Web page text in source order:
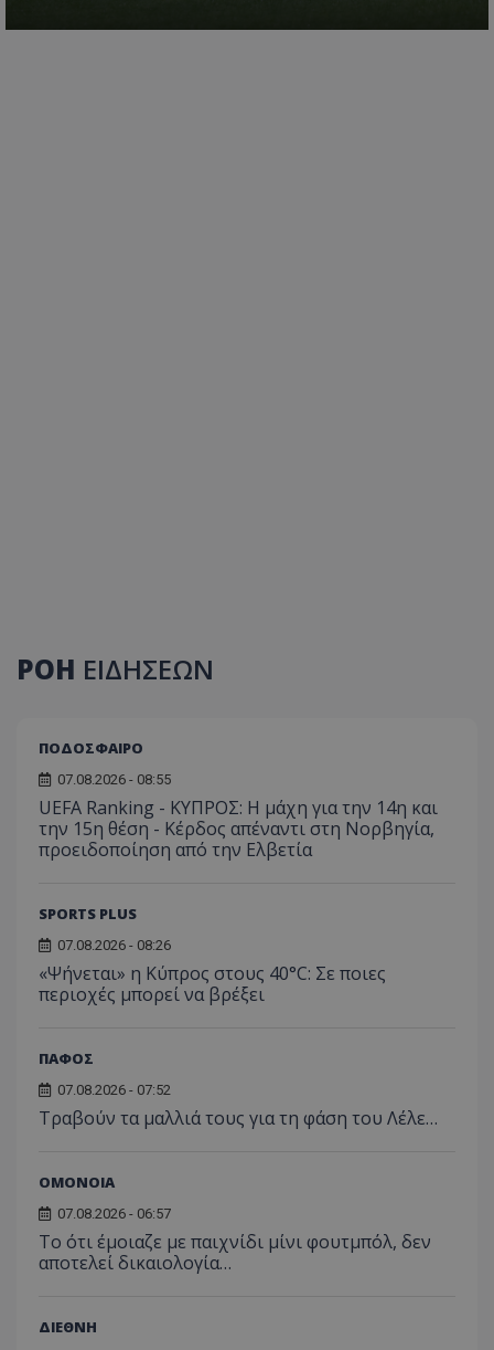
ΡΟΗ ΕΙΔΗΣΕΩΝ
ΠΟΔΟΣΦΑΙΡΟ
07.08.2026 - 08:55
UEFA Ranking - ΚΥΠΡΟΣ: Η μάχη για την 14η και
την 15η θέση - Κέρδος απέναντι στη Νορβηγία,
προειδοποίηση από την Ελβετία
SPORTS PLUS
07.08.2026 - 08:26
«Ψήνεται» η Κύπρος στους 40°C: Σε ποιες
περιοχές μπορεί να βρέξει
ΠΑΦΟΣ
07.08.2026 - 07:52
Τραβούν τα μαλλιά τους για τη φάση του Λέλε…
ΟΜΟΝΟΙΑ
07.08.2026 - 06:57
Το ότι έμοιαζε με παιχνίδι μίνι φουτμπόλ, δεν
αποτελεί δικαιολογία…
ΔΙΕΘΝΗ